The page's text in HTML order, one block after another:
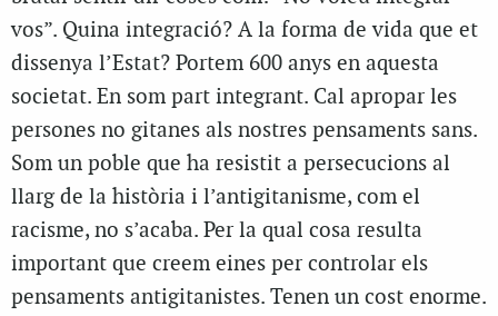
vos”. Quina integració? A la forma de vida que et
dissenya l’Estat? Portem 600 anys en aquesta
societat. En som part integrant. Cal apropar les
persones no gitanes als nostres pensaments sans.
Som un poble que ha resistit a persecucions al
llarg de la història i l’antigitanisme, com el
racisme, no s’acaba. Per la qual cosa resulta
important que creem eines per controlar els
pensaments antigitanistes. Tenen un cost enorme.